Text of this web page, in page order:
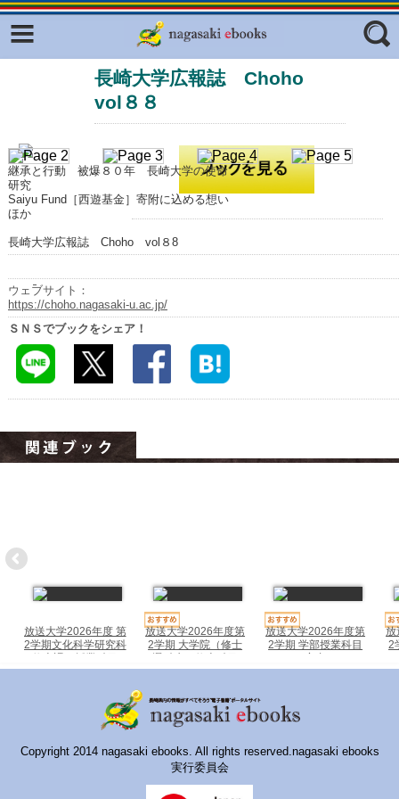
フリーワード
ジャンル
長崎大学広報誌 Choho
vol８８
継承と行動 被爆８０年 長崎大学の使命
研究
Saiyu Fund［西遊基金］寄附に込める想い
ほか
長崎大学広報誌 Choho vol８8
ウェブサイト：
https://choho.nagasaki-u.ac.jp/
ＳＮＳでブックをシェア！
放送大学2026年度 第
2学期文化科学研究科
修士課程授業科目
放送大学2026年度第
2学期 大学院（修士
選科生、修士科目
生）学生募集要項
放送大学2026年度第
2学期 学部授業科目
案内
放
2
Copyright 2014 nagasaki ebooks. All rights reserved.nagasaki ebooks
実行委員会
Facebook
ふくいろキラリプロジェクト
東京観光デジタルパンフレットギャ
ラリー（TOKYO Brochures）
復興応援企画
コンテンツ
広報誌ナビ
明治日本の産業革命遺産
長崎と天草地方の潜伏キリシタン
関連遺産
大学・専門学校ナビ
ハイスクールナビ
小・中学校ナビ
おおむらebooks
みなみしまばらebooks
ながさき市ebooks
さいかいイーブックス